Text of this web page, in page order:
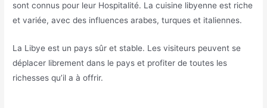
sont connus pour leur Hospitalité. La cuisine libyenne est riche
et variée, avec des influences arabes, turques et italiennes.
La Libye est un pays sûr et stable. Les visiteurs peuvent se
déplacer librement dans le pays et profiter de toutes les
richesses qu’il a à offrir.